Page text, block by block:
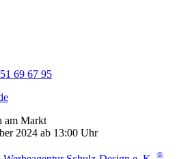
69 67 95
am Markt
2024 ab 13:00 Uhr
®